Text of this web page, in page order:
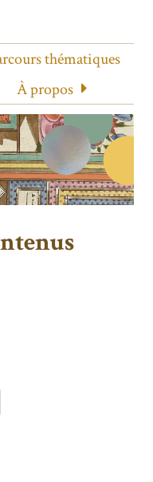
thématiques
À propos